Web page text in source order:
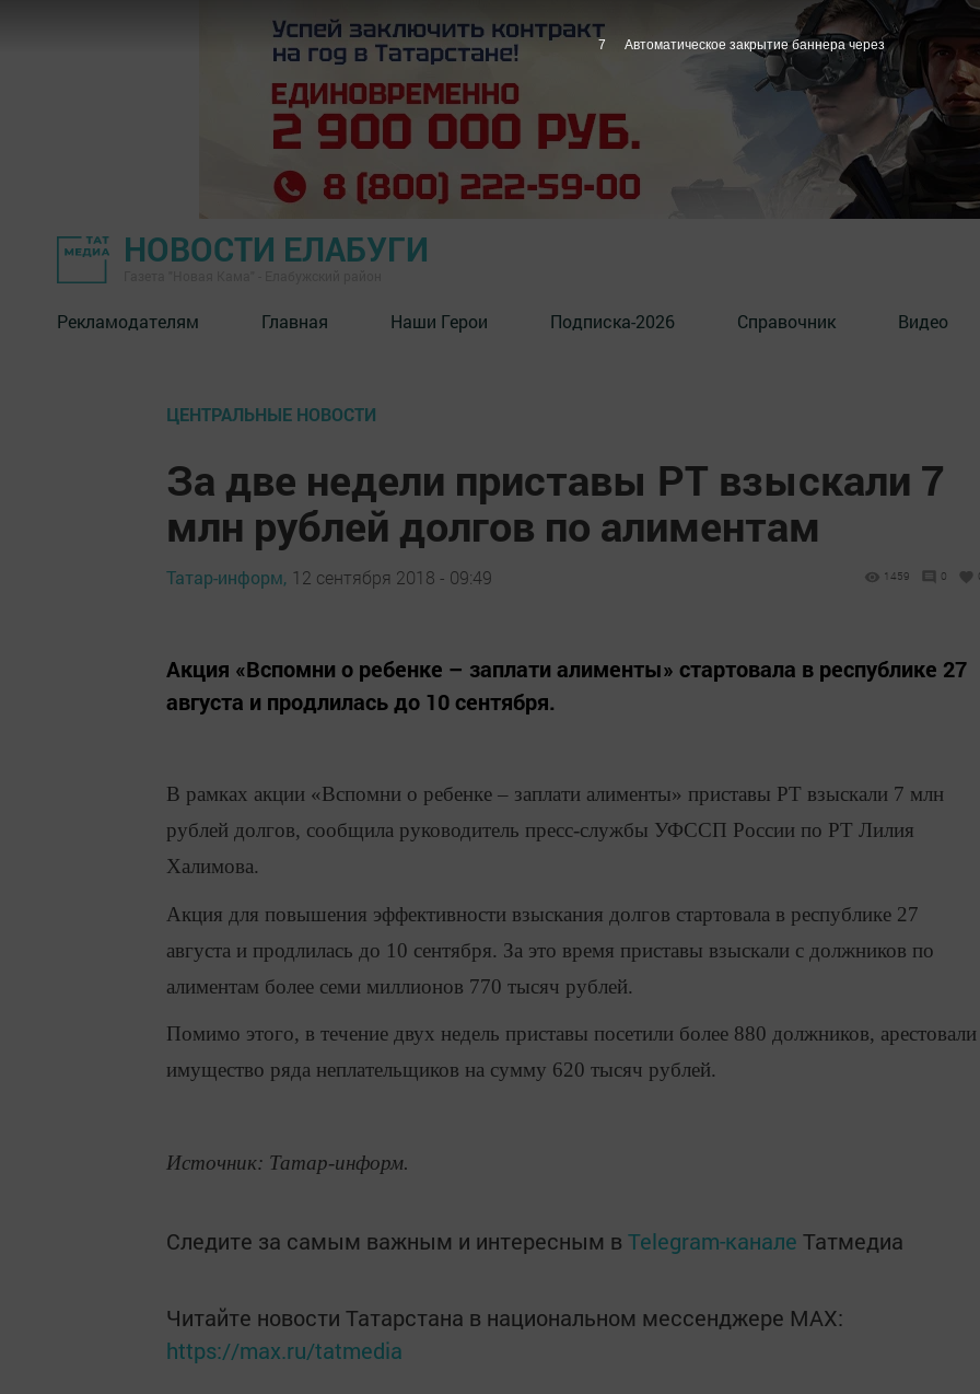
НОВОСТИ ЕЛАБУГИ
Рекламодателям Главная Наши Герои Подписка-2026 Справочник Видео
ЦЕНТРАЛЬНЫЕ НОВОСТИ
За две недели приставы РТ взыскали 7
млн рублей долгов по алиментам
Татар-информ, 12 сентября 2018 - 09:49 1459 0
Акция «Вспомни о ребенке – заплати алименты» стартовала в республике 27
августа и продлилась до 10 сентября.
В рамках акции «Вспомни о ребенке – заплати алименты» приставы РТ взыскали 7 млн
рублей долгов, сообщила руководитель пресс-службы УФССП России по РТ Лилия
Халимова.
Акция для повышения эффективности взыскания долгов стартовала в республике 27
августа и продлилась до 10 сентября. За это время приставы взыскали с должников по
алиментам более семи миллионов 770 тысяч рублей.
Помимо этого, в течение двух недель приставы посетили более 880 должников, арестовали
имущество ряда неплательщиков на сумму 620 тысяч рублей.
Источник: Татар-информ.
Следите за самым важным и интересным в Telegram-канале Татмедиа
Читайте новости Татарстана в национальном мессенджере MАХ:
https://max.ru/tatmedia
6 Автоматическое закрытие баннера через